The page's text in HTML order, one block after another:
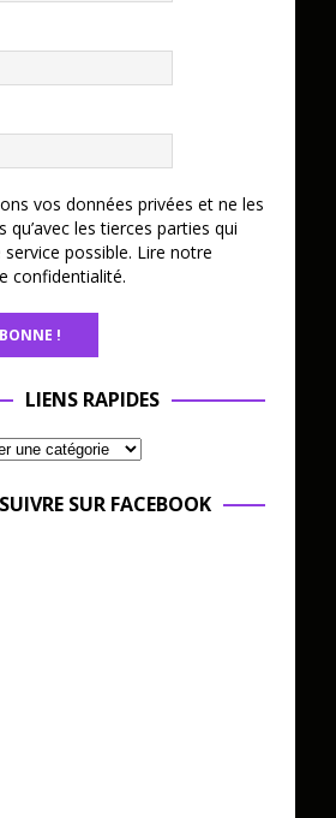
vos données privées et ne les
qu’avec les tierces parties qui
possible. Lire notre
confidentialité.
LIENS RAPIDES
SUIVRE SUR FACEBOOK